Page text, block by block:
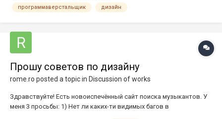
программаверстальщик дизайн
Прошу советов по дизайну
rome.ro posted a topic in Discussion of works
Здравствуйте! Есть новоиспечённый сайт поиска музыкантов. У
меня 3 просьбы: 1) Нет ли каких-ти видимых багов в